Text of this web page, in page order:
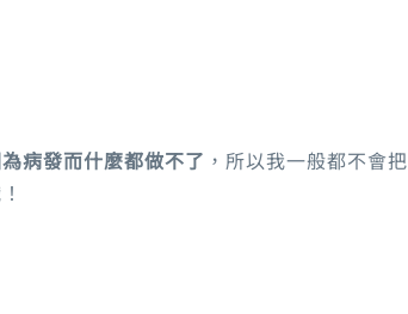
病發而什麼都做不了 ，所以我一般都不會把